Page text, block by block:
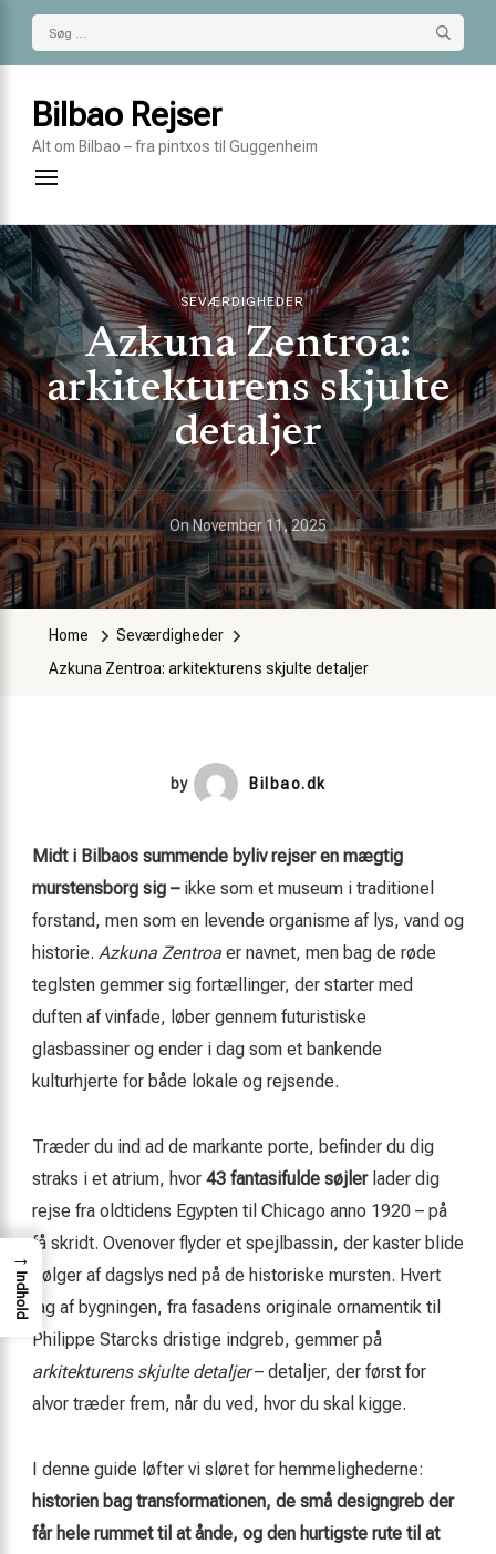
Søg
efter:
Bilbao Rejser
Alt om Bilbao – fra pintxos til Guggenheim
SEVÆRDIGHEDER
Azkuna Zentroa:
arkitekturens skjulte
detaljer
OnNovember 11, 2025
Home
Seværdigheder
Azkuna Zentroa: arkitekturens skjulte detaljer
by Bilbao.dk
Midt i Bilbaos summende byliv rejser en mægtig
murstensborg sig –ikke som et museum i traditionel
forstand, men som en levende organisme af lys, vand og
historie. Azkuna Zentroa er navnet, men bag de røde
teglsten gemmer sig fortællinger, der starter med
duften af vinfade, løber gennem futuristiske
glasbassiner og ender i dag som et bankende
kulturhjerte for både lokale og rejsende.
Træder du ind ad de markante porte, befinder du dig
straks i et atrium, hvor 43 fantasifulde søjlerlader dig
rejse fra oldtidens Egypten til Chicago anno 1920 – på
få skridt. Ovenover flyder et spejlbassin, der kaster blide
bølger af dagslys ned på de historiske mursten. Hvert
lag af bygningen, fra fasadens originale ornamentik til
Philippe Starcks dristige indgreb, gemmer på
arkitekturens skjulte detaljer– detaljer, der først for
alvor træder frem, når du ved, hvor du skal kigge.
I denne guide løfter vi sløret for hemmelighederne:
historien bag transformationen, de små designgreb der
får hele rummet til at ånde, og den hurtigste rute til at
→
Indhold